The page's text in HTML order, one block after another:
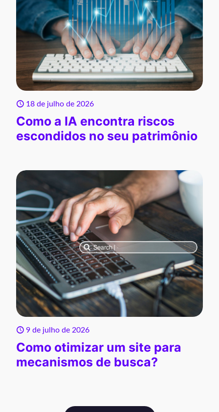
18 de julho de 2026
Como a IA encontra riscos
escondidos no seu patrimônio
9 de julho de 2026
Como otimizar um site para
mecanismos de busca?